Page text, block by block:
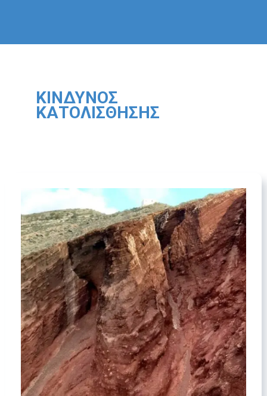
ΚΊΝΔΥΝΟΣ
ΚΑΤΟΛΊΣΘΗΣΗΣ